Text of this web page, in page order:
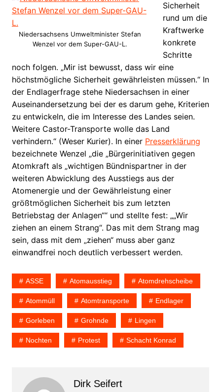
Niedersachsens Umweltminister Stefan
Wenzel vor dem Super-GAU-L.
Sicherheit
rund um die
Kraftwerke
konkrete
Schritte
noch folgen. „Mir ist bewusst, dass wir eine
höchstmögliche Sicherheit gewährleisten müssen.“ In
der Endlagerfrage stehe Niedersachsen in einer
Auseinandersetzung bei der es darum gehe, Kriterien
zu entwickeln, die im Interesse des Landes seien.
Weitere Castor-Transporte wolle das Land
verhindern.“ (Weser Kurier). In einer Presserklärung
bezeichnete Wenzel „die „Bürgerinitiativen gegen
Atomkraft als „wichtigen Bündnispartner in der
weiteren Abwicklung des Ausstiegs aus der
Atomenergie und der Gewährleistung einer
größtmöglichen Sicherheit bis zum letzten
Betriebstag der Anlagen““ und stellte fest: „„Wir
ziehen an einem Strang“. Das mit dem Strang mag
sein, dass mit dem „ziehen“ muss aber ganz
einwandfrei noch deutlich verbessert werden.
ASSE Atomausstieg Atomdrehscheibe
Atommüll Atomtransporte Endlager
Gorleben Grohnde Lingen
Nochten Protest Schacht Konrad
Dirk Seifert